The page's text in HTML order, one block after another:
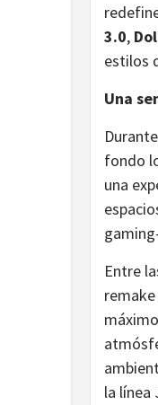
3.0,
estilos
Una
fondo
una
Entre
la línea